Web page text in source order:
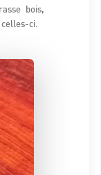
bois,
ci.